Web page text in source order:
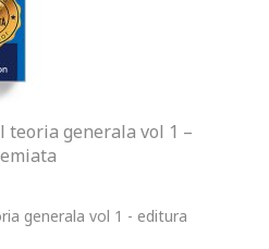
generala vol 1 –
generala vol 1 - editura